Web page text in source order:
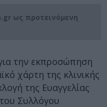
ως προτεινόμενη
την εκπροσώπηση
χάρτη της κλινικής
της Ευαγγελίας
Συλλόγου